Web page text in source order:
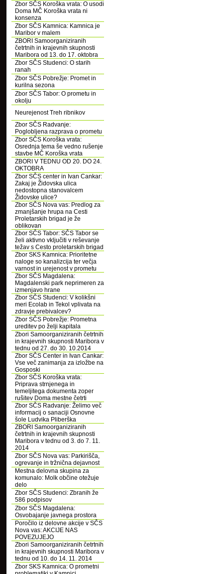
Zbor SČS Koroška vrata: O usodi
Doma MČ Koroška vrata ni
konsenza
Zbor SČS Kamnica: Kamnica je
Maribor v malem
ZBORI Samoorganiziranih
četrtnih in krajevnih skupnosti
Maribora od 13. do 17. oktobra
Zbor SČS Studenci: O starih
ranah
Zbor SČS Pobrežje: Promet in
kurilna sezona
Zbor SČS Tabor: O prometu in
okolju
Neurejenost Treh ribnikov
Zbor SČS Radvanje:
Poglobljena razprava o prometu
Zbor SČS Koroška vrata:
Osrednja tema še vedno rušenje
stavbe MČ Koroška vrata
ZBORI V TEDNU OD 20. DO 24.
OKTOBRA
Zbor SČS center in Ivan Cankar:
Zakaj je Židovska ulica
nedostopna stanovalcem
Židovske ulice?
Zbor SČS Nova vas: Predlog za
zmanjšanje hrupa na Cesti
Proletarskih brigad je že
oblikovan
Zbor SČS Tabor: SČS Tabor se
želi aktivno vključiti v reševanje
težav s Cesto proletarskih brigad
Zbor SKS Kamnica: Prioritetne
naloge so kanalizcija ter večja
varnost in urejenost v prometu
Zbor SČS Magdalena:
Magdalenski park neprimeren za
izmenjavo hrane
Zbor SČS Studenci: V kolikšni
meri Ecolab in Tekol vplivata na
zdravje prebivalcev?
Zbor SČS Pobrežje: Prometna
ureditev po želji kapitala
Zbori Samoorganiziranih četrtnih
in krajevnih skupnosti Maribora v
tednu od 27. do 30. 10.2014
Zbor SČS Center in Ivan Cankar:
Vse več zanimanja za izložbe na
Gosposki
Zbor SČS Koroška vrata:
Priprava strnjenega in
temeljitega dokumenta zoper
rušitev Doma mestne četrti
Zbor SČS Radvanje: Želimo več
informacij o sanaciji Osnovne
šole Ludvika Pliberška
ZBORI Samoorganiziranih
četrtnih in krajevnih skupnosti
Maribora v tednu od 3. do 7. 11.
2014
Zbor SČS Nova vas: Parkirišča,
ogrevanje in tržnična dejavnost
Mestna delovna skupina za
komunalo: Molk občine otežuje
delo
Zbor SČS Studenci: Zbranih že
586 podpisov
Zbor SČS Magdalena:
Osvobajanje javnega prostora
Poročilo iz delovne akcije v SČS
Nova vas: AKCIJE NAS
POVEZUJEJO
Zbori Samoorganiziranih četrtnih
in krajevnih skupnosti Maribora v
tednu od 10. do 14. 11. 2014
Zbor SKS Kamnica: O prometni